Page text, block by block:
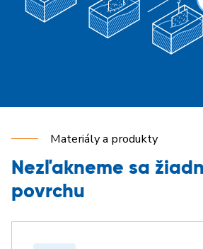
Materiály a produkty
Nezľakneme sa
povrchu